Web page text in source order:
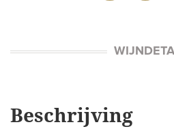
Beschrijving